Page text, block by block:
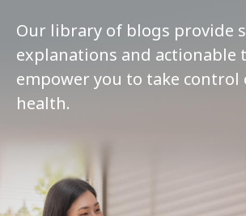
Our library of blogs provide
explanations and actionable
empower you to take control
health.